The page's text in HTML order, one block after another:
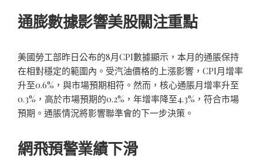
通膨數據影響美股關注重點
美國勞工部昨日公布的8月CPI數據顯示，本月的通脹保持
在相對穩定的範圍內。受汽油價格的上漲影響，CPI月增率
升至0.6%，與市場預期相符。然而，核心通脹月增率升至
0.3%，高於市場預期的0.2%，年增率降至4.3%，符合市場
預期。通脹情況將影響聯準會的下一步決策。
網飛預警業績下滑